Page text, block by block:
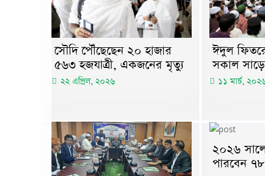
সৌদি পৌঁছেছেন ২০ হাজার
৫৬৩ হজযাত্রী, একজনের মৃত্যু
২২ এপ্রিল, ২০২৬
ঈদুল
সকাল
১১ মার্চ,
২০২৬
পারবেন